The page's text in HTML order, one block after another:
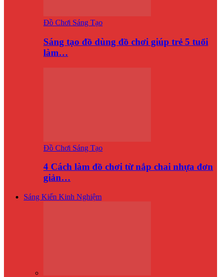
Đồ Chơi Sáng Tạo
Sáng tạo đồ dùng đồ chơi giúp trẻ 5 tuổi
làm…
Đồ Chơi Sáng Tạo
4 Cách làm đồ chơi từ nắp chai nhựa đơn
giản…
Sáng Kiến Kinh Nghiệm